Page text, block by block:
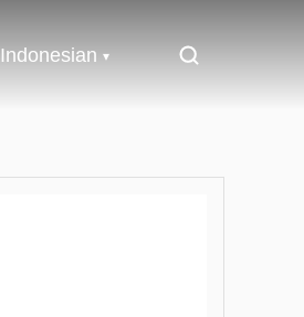
Indonesian